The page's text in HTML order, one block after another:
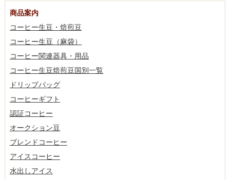
商品案内
コーヒー生豆・焙煎豆
コーヒー生豆（麻袋）
コーヒー関連器具・用品
コーヒー生豆焙煎豆国別一覧
ドリップバッグ
コーヒーギフト
認証コーヒー
オークション豆
ブレンドコーヒー
アイスコーヒー
水出しアイス